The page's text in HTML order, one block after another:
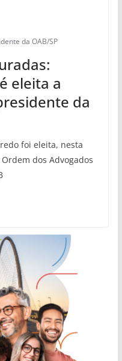
da OAB/SP
eleita a
da
foi eleita, nesta
dos Advogados